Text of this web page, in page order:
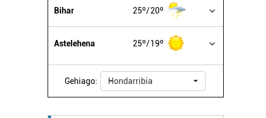
Bihar 25º 20º
Astelehena 25º 19º
Gehiago: Hondarribia